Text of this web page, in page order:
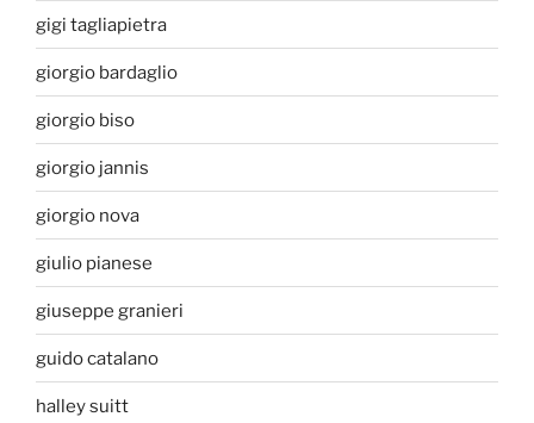
gigi tagliapietra
giorgio bardaglio
giorgio biso
giorgio jannis
giorgio nova
giulio pianese
giuseppe granieri
guido catalano
halley suitt